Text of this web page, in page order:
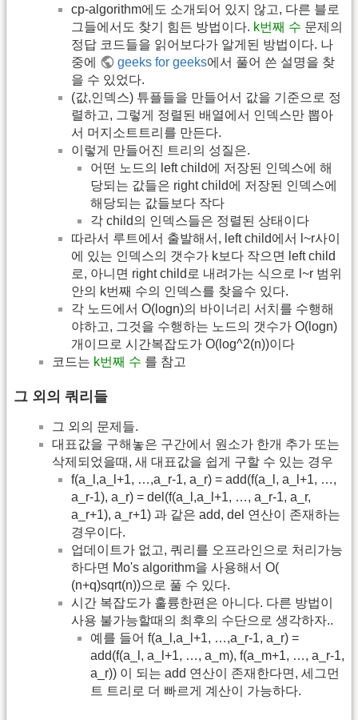
cp-algorithm에도 소개되어 있지 않고, 다른 블로
그들에서도 찾기 힘든 방법이다. k번째 수 문제의
정답 코드들을 읽어보다가 알게된 방법이다. 나
중에
geeks for geeks에서 풀어 쓴 설명을 찾
을 수 있었다.
(값,인덱스) 튜플들을 만들어서 값을 기준으로 정
렬하고, 그렇게 정렬된 배열에서 인덱스만 뽑아
서 머지소트트리를 만든다.
이렇게 만들어진 트리의 성질은.
어떤 노드의 left child에 저장된 인덱스에 해
당되는 값들은 right child에 저장된 인덱스에
해당되는 값들보다 작다
각 child의 인덱스들은 정렬된 상태이다
따라서 루트에서 출발해서, left child에서 l~r사이
에 있는 인덱스의 갯수가 k보다 작으면 left child
로, 아니면 right child로 내려가는 식으로 l~r 범위
안의 k번째 수의 인덱스를 찾을수 있다.
각 노드에서 O(logn)의 바이너리 서치를 수행해
야하고, 그것을 수행하는 노드의 갯수가 O(logn)
개이므로 시간복잡도가 O(log^2(n))이다
코드는 k번째 수 를 참고
그 외의 쿼리들
그 외의 문제들.
대표값을 구해놓은 구간에서 원소가 한개 추가 또는
삭제되었을때, 새 대표값을 쉽게 구할 수 있는 경우
f(a_l,a_l+1, …,a_r-1, a_r) = add(f(a_l, a_l+1, …,
a_r-1), a_r) = del(f(a_l,a_l+1, …, a_r-1, a_r,
a_r+1), a_r+1) 과 같은 add, del 연산이 존재하는
경우이다.
업데이트가 없고, 쿼리를 오프라인으로 처리가능
하다면 Mo's algorithm을 사용해서 O(
(n+q)sqrt(n))으로 풀 수 있다.
시간 복잡도가 훌륭한편은 아니다. 다른 방법이
사용 불가능할때의 최후의 수단으로 생각하자..
예를 들어 f(a_l,a_l+1, …,a_r-1, a_r) =
add(f(a_l, a_l+1, …, a_m), f(a_m+1, …, a_r-1,
a_r)) 이 되는 add 연산이 존재한다면, 세그먼
트 트리로 더 빠르게 계산이 가능하다.